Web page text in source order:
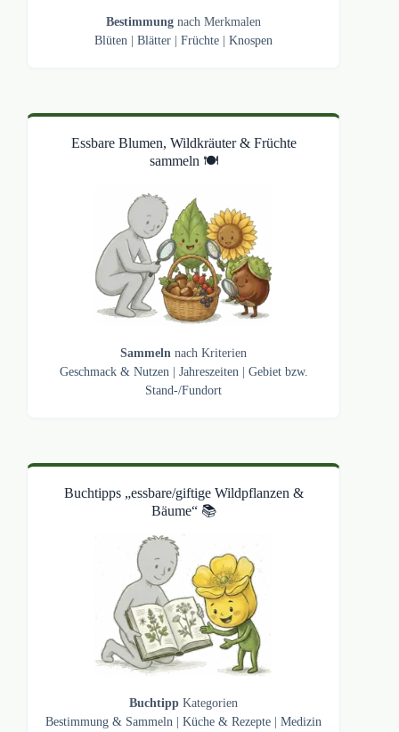
Bestimmungnach Merkmalen
Blüten |Blätter |Früchte |Knospen
Essbare Blumen, Wildkräuter & Früchte
sammeln 🍽️
Sammelnnach Kriterien
Geschmack & Nutzen
Jahreszeiten
Gebiet bzw.
Stand-/Fundort
Buchtipps „essbare/giftige Wildpflanzen &
Bäume“ 📚
BuchtippKategorien
Bestimmung & Sammeln |Küche & Rezepte |Medizin